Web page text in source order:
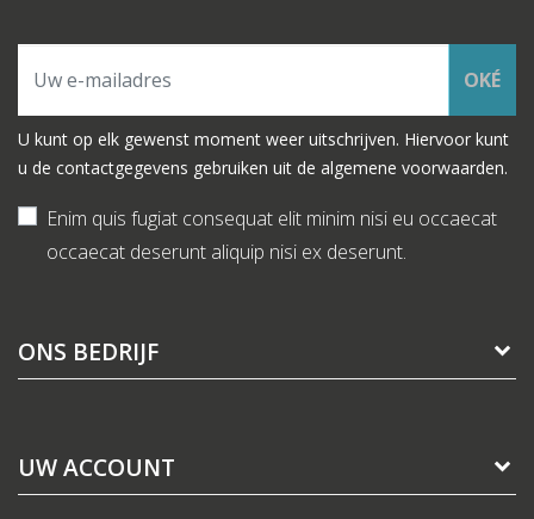
OKÉ
U kunt op elk gewenst moment weer uitschrijven. Hiervoor kunt
u de contactgegevens gebruiken uit de algemene voorwaarden.
Enim quis fugiat consequat elit minim nisi eu occaecat
occaecat deserunt aliquip nisi ex deserunt.
ONS BEDRIJF
UW ACCOUNT